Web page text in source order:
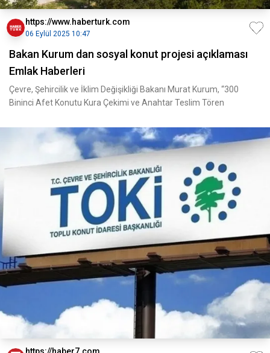
https://www.haberturk.com
06 Eylül 2025 10:47
Bakan Kurum dan sosyal konut projesi açıklaması
Emlak Haberleri
Çevre, Şehircilik ve İklim Değişikliği Bakanı Murat Kurum, “300
Bininci Afet Konutu Kura Çekimi ve Anahtar Teslim Tören